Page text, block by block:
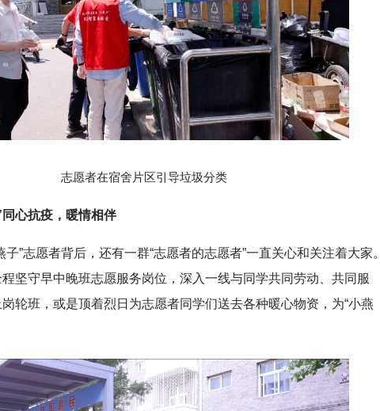
志愿者在宿舍片区引导垃圾分类
心抗疫，暖情相伴
子”志愿者背后，还有一群“志愿者的志愿者”一直关心和关注着大家。
坚守早中晚班志愿服务岗位，深入一线与同学共同劳动、共同服
轮班，或是顶着烈日为志愿者同学们送去各种暖心物资，为“小燕